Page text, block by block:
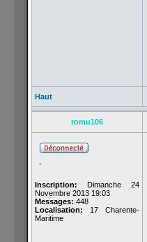
Haut
romu106
-
Inscription: Dimanche 24
Novembre 2013 19:03
Messages: 448
Localisation: 17 Charente-
Maritime